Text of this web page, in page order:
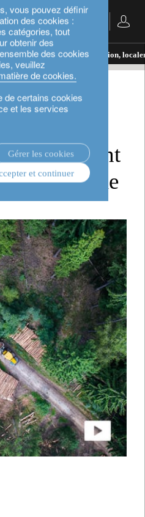
vous pouvez définir
des cookies :
catégories, tout
obtenir des
des cookies
veuillez
de cookies.
de certains cookies
et les services
Gérer les cookies
et continuer
Mettre fin à la déforestation,
localement
mondiale